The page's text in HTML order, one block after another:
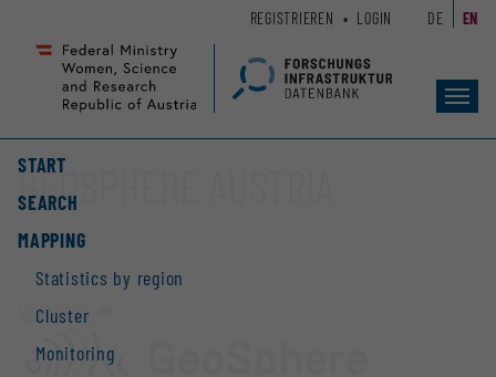
Seiteninhalt
Accesskey
Hauptnavigation
Accesskey
START
SEARCH
MAPPING
Statistics by region
Cluster
Monitoring
REGISTRIEREN LOGIN DE EN
GEOSPHERE AUSTRIA
Website